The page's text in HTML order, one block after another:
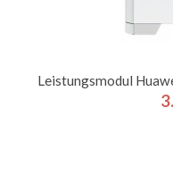
Leistungsmodul